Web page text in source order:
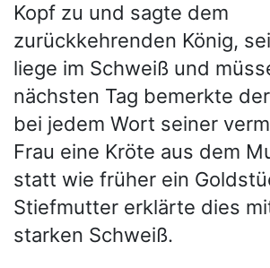
Kopf zu und sagte dem
zurückkehrenden König,
liege im Schweiß und
nächsten Tag bemerkte
bei jedem Wort seiner
Frau eine Kröte aus dem
statt wie früher ein
Stiefmutter erklärte dies
starken Schweiß.